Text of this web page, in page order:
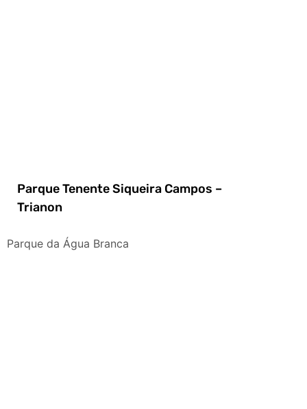
Parque Tenente Siqueira Campos –
Trianon
Parque da Água Branca